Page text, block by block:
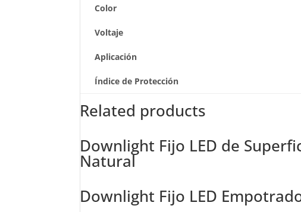
Color
Voltaje
Aplicación
Índice de Protección
Related products
Downlight Fijo LED de
Natural
Downlight Fijo LED